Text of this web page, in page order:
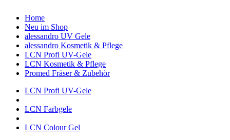
Home
Neu im Shop
alessandro UV Gele
alessandro Kosmetik & Pflege
LCN Profi UV-Gele
LCN Kosmetik & Pflege
Promed Fräser & Zubehör
LCN Profi UV-Gele
LCN Farbgele
LCN Colour Gel